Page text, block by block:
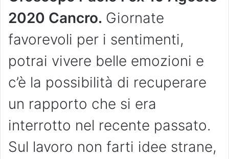
2020 Cancro. Giornate
favorevoli per i sentimenti,
potrai vivere belle emozioni e
c’è la possibilità di recuperare
un rapporto che si era
interrotto nel recente passato.
Sul lavoro non farti idee strane,